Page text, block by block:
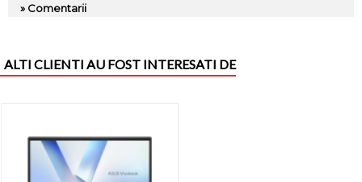
» Comentarii
ALTI CLIENTI AU FOST INTERESATI DE